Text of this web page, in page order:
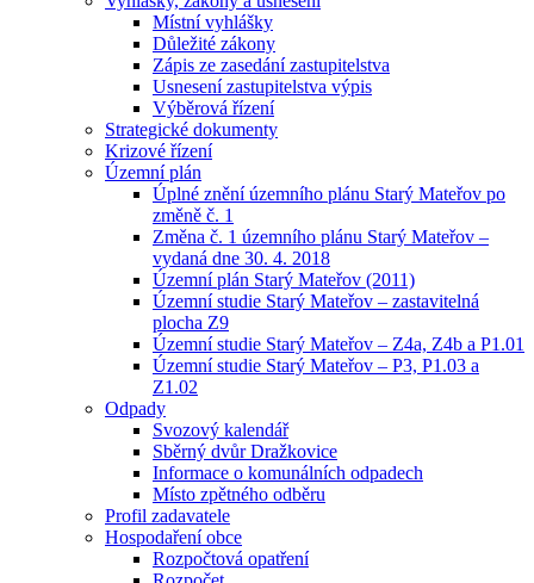
Místní vyhlášky
Důležité zákony
Zápis ze zasedání zastupitelstva
Usnesení zastupitelstva výpis
Výběrová řízení
Strategické dokumenty
Krizové řízení
Územní plán
Úplné znění územního plánu Starý Mateřov po
změně č. 1
Změna č. 1 územního plánu Starý Mateřov –
vydaná dne 30. 4. 2018
Územní plán Starý Mateřov (2011)
Územní studie Starý Mateřov – zastavitelná
plocha Z9
Územní studie Starý Mateřov – Z4a, Z4b a P1.01
Územní studie Starý Mateřov – P3, P1.03 a
Z1.02
Odpady
Svozový kalendář
Sběrný dvůr Dražkovice
Informace o komunálních odpadech
Místo zpětného odběru
Profil zadavatele
Hospodaření obce
Rozpočtová opatření